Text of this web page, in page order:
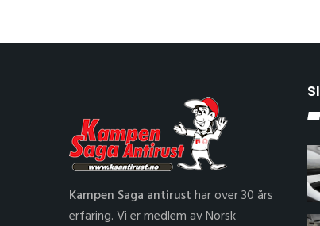
Kampen Saga antirusthar over 30 års
erfaring. Vi er medlem av Norsk